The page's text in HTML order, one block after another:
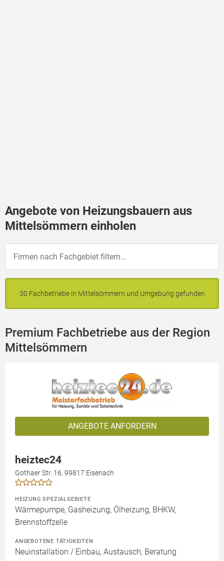
Angebote von Heizungsbauern aus
Mittelsömmern einholen
30 Fachbetriebe in Mittelsömmern und Umgebung gefunden
Premium Fachbetriebe aus der Region
Mittelsömmern
ANGEBOTE ANFORDERN
heiztec24
Gothaer Str. 16, 99817 Eisenach
HEIZUNG SPEZIALGEBIETE
Wärmepumpe, Gasheizung, Ölheizung, BHKW,
Brennstoffzelle
ANGEBOTENE TÄTIGKEITEN
Neuinstallation / Einbau, Austausch, Beratung